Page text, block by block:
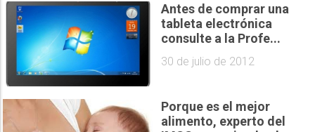
Antes de comprar una
tableta electrónica
consulte a la Profe...
30 de julio de 2012
Porque es el mejor
alimento, experto del